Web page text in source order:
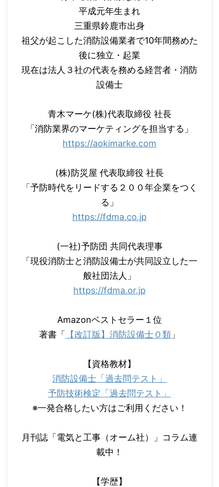
平成元年生まれ
三重県鈴鹿市出身
祖父が起こした消防設備業者で10年間務めた
後に独立・起業
現在は法人３社の代表を務める経営者・消防
設備士
青木マーケ(株)代表取締役 社長
「消防業界のマーケティングを担当する」
https://aokimarke.com
(株)防災屋 代表取締役 社長
「予防時代をリードする２００年企業をつく
る」
https://fdma.co.jp
(一社)予防団 共同代表理事
「現役消防士と消防設備士が共同設立した一
般社団法人」
https://fdma.or.jp
Amazonベストセラー１位
著書「 【改訂版】消防設備士０類 」
【資格教材】
消防設備士「過去問テスト」
予防技術検定「過去問テスト」
※一発合格したい方はご利用ください！
月刊誌「電気と工事（オーム社）」コラム連
載中！
【学歴】